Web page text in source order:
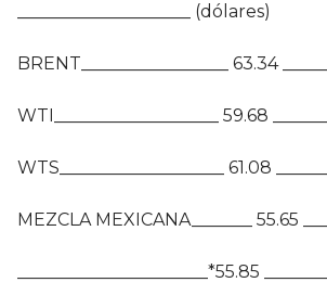
____________________ (dólares)
BRENT_________________ 63.34
WTI___________________ 59.68
WTS___________________ 61.08
MEZCLA MEXICANA_______ 55.65
______________________*55.85